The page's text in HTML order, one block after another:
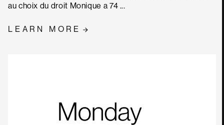
au choix du droit Monique a 74 ...
LEARN MORE